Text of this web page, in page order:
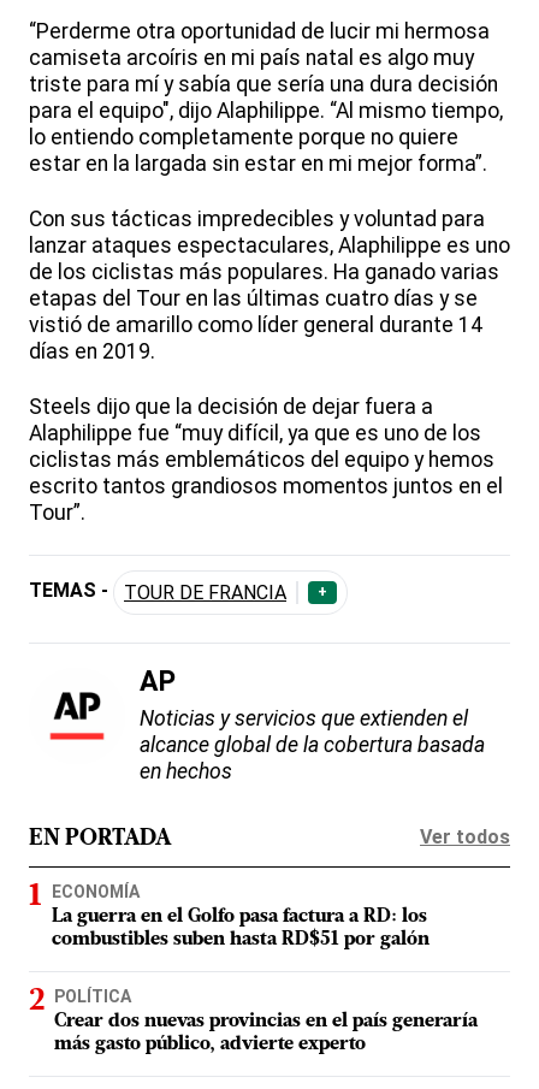
“Perderme otra oportunidad de lucir mi hermosa
camiseta arcoíris en mi país natal es algo muy
triste para mí y sabía que sería una dura decisión
para el equipo", dijo Alaphilippe. “Al mismo tiempo,
lo entiendo completamente porque no quiere
estar en la largada sin estar en mi mejor forma”.
Con sus tácticas impredecibles y voluntad para
lanzar ataques espectaculares, Alaphilippe es uno
de los ciclistas más populares. Ha ganado varias
etapas del Tour en las últimas cuatro días y se
vistió de amarillo como líder general durante 14
días en 2019.
Steels dijo que la decisión de dejar fuera a
Alaphilippe fue “muy difícil, ya que es uno de los
ciclistas más emblemáticos del equipo y hemos
escrito tantos grandiosos momentos juntos en el
Tour”.
TEMAS - TOUR DE FRANCIA +
AP
Noticias y servicios que extienden el
alcance global de la cobertura basada
en hechos
EN PORTADA Ver todos
ECONOMÍA
La guerra en el Golfo pasa factura a RD: los
combustibles suben hasta RD$51 por galón
POLÍTICA
Crear dos nuevas provincias en el país generaría
más gasto público, advierte experto